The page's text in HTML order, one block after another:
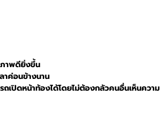
าพดียิ่งขึ้น
าค่อนข้างนาน
รถเปิดหน้าท้องได้โดยไม่ต้องกลัวคนอื่นเห็นความ